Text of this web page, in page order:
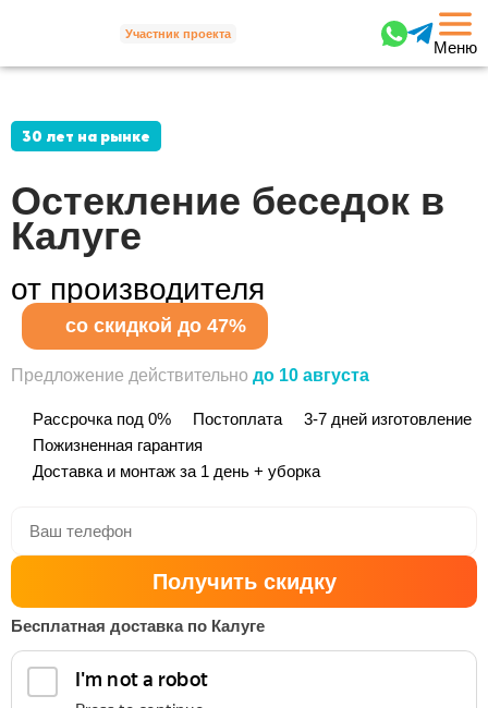
Участник проекта
Меню
30 лет на рынке
Остекление беседок в
Калуге
от производителя
со скидкой до 47%
Предложение действительно до 10 августа
Рассрочка под 0% Постоплата
3-7 дней изготовление
Пожизненная гарантия
Доставка и монтаж за 1 день + уборка
Получить скидку
Бесплатная доставка по Калуге